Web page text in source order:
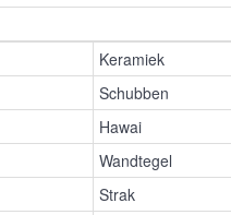
Keramiek
Schubben
Hawai
Wandtegel
Strak